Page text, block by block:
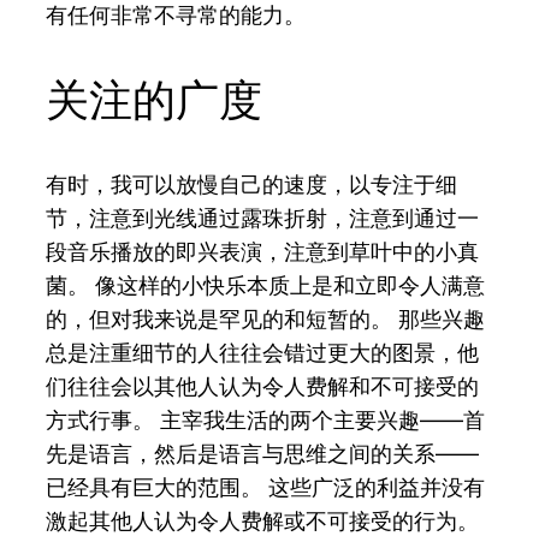
有任何非常不寻常的能力。
关注的广度
有时，我可以放慢自己的速度，以专注于细
节，注意到光线通过露珠折射，注意到通过一
段音乐播放的即兴表演，注意到草叶中的小真
菌。 像这样的小快乐本质上是和立即令人满意
的，但对我来说是罕见的和短暂的。 那些兴趣
总是注重细节的人往往会错过更大的图景，他
们往往会以其他人认为令人费解和不可接受的
方式行事。 主宰我生活的两个主要兴趣——首
先是语言，然后是语言与思维之间的关系——
已经具有巨大的范围。 这些广泛的利益并没有
激起其他人认为令人费解或不可接受的行为。